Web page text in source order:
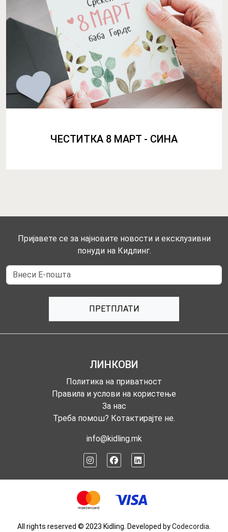
ЧЕСТИТКА 8 МАРТ - СИНА
Пријавете се за најновите новости и ексклузивни
понуди на Кидлинг.
ПРЕТПЛАТИ
ЛИНКОВИ
Политика на приватност
Правила и услови на користење
За нас
Треба помош? Котактирајте не.
info@kidling.mk
All rights reserved © 2023 Kidling. Developed byCodecordia.